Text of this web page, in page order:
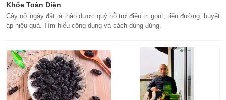
Khỏe Toàn Diện
Cây nở ngày đất là thảo dược quý hỗ trợ điều trị gout, tiểu đường, huyết
áp hiệu quả. Tìm hiểu công dụng và cách dùng đúng.